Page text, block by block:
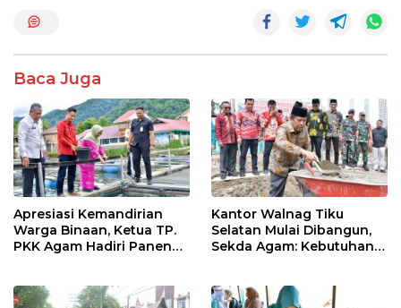
o
o
k
p
p
Baca Juga
Apresiasi Kemandirian
Warga Binaan, Ketua TP.
PKK Agam Hadiri Panen
Kantor Walnag Tiku
Selatan Mulai Dibangun,
Sekda Agam: Kebutuhan